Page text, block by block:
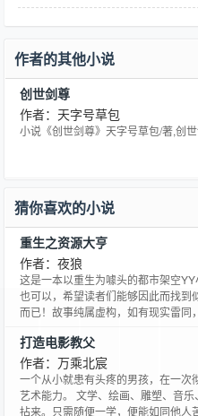
作者的其他小说
创世剑尊
作者：天字号草包
小说《创世剑尊》天字号草包/著,创
猜你喜欢的小说
重生之资源大亨
作者：夜狼
这是一本以重生为噱头的都市架空
也可以，希望读者们能够因此而找
而已！故事纯属虚构，如有现实雷同
远,因为拒绝在隐瞒了实际储量的地质
诡异地回到了从前…… 重走人生路的
打造电影教父
作者：万乘北宸
一个从小就患有头疼的男孩，在一次
艺术能力。 文学、绘画、雕塑、音
拈来。只需随便一学，便能如同他人